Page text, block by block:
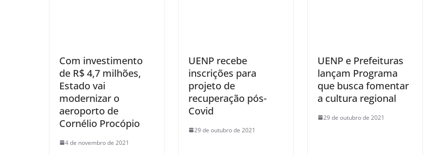
Com investimento
de R$ 4,7 milhões,
Estado vai
modernizar o
aeroporto de
Cornélio Procópio
4 de novembro de 2021
UENP recebe
inscrições para
projeto de
recuperação pós-
Covid
29 de outubro de 2021
UENP e Prefeituras
lançam Programa
que busca fomentar
a cultura regional
29 de outubro de 2021